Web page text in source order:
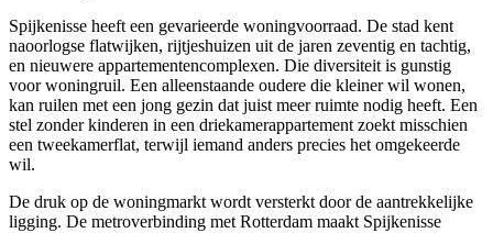
Spijkenisse heeft een gevarieerde woningvoorraad. De stad kent
naoorlogse flatwijken, rijtjeshuizen uit de jaren zeventig en tachtig,
en nieuwere appartementencomplexen. Die diversiteit is gunstig
voor woningruil. Een alleenstaande oudere die kleiner wil wonen,
kan ruilen met een jong gezin dat juist meer ruimte nodig heeft. Een
stel zonder kinderen in een driekamerappartement zoekt misschien
een tweekamerflat, terwijl iemand anders precies het omgekeerde
wil.
De druk op de woningmarkt wordt versterkt door de aantrekkelijke
ligging. De metroverbinding met Rotterdam maakt Spijkenisse